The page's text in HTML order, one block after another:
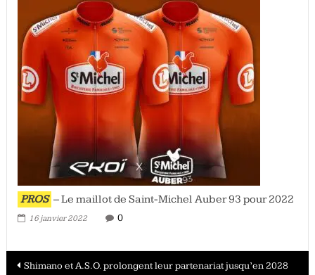
PROS – Le maillot de Saint-Michel Auber 93 pour 2022
16 janvier 2022 0
Navigation
Shimano et A.S.O. prolongent leur partenariat jusqu’en 2028